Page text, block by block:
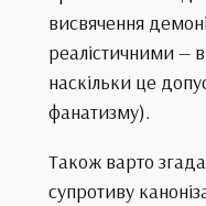
висвячення
реалістичними —
наскільки це
фанатизму).
Також варто
супротиву